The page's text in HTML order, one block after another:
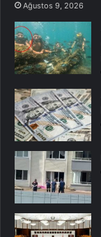
Ağustos 9, 2026